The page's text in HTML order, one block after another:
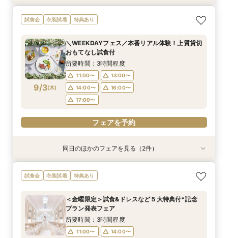
9/2(水)
【遠方の方◎オンライン相談会】スマホで簡単！
豪華5大特典付き
13:00〜
14:00〜
15:00〜
16:00〜
17:00〜
フェアを予約
9/2(水)
《限定プラン◆10~30名専用会場有》少人数
ウェディング相談フェア
11:00〜
13:00〜
14:00〜
16:00〜
17:00〜
フェアを予約
試食会 衣装試着 特典あり
9/3(木)
＼WEEKDAYフェス／本番リアル体験！上質貸切
おもてなし試食付
所要時間：3時間程度
11:00〜
13:00〜
14:00〜
16:00〜
17:00〜
フェアを予約
9/3(木 )
【遠方の方◎オンライン相談会】スマホで簡単！
豪華5大特典付き
13:00〜
14:00〜
15:00〜
16:00〜
17:00〜
衣装試着
9/3(木 )
《限定プラン◆10~30名専用会場有》少人数
ウェディング相談フェア
11:00〜
13:00〜
14:00〜
16:00〜
17:00〜
同日のほかのフェアを見る（2件）
試食会 衣装試着 特典あり
＜金曜限定＞試食&ドレスなど５大特典付*記念
プラン発表フェア
所要時間：3時間程度
11:00〜
14:00〜